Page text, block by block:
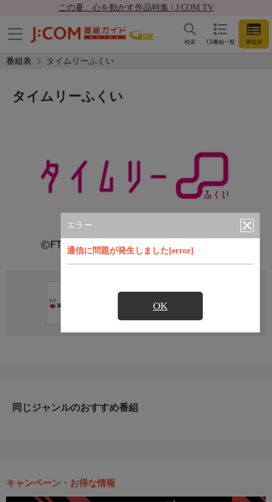
この夏、心を動かす作品特集 | J:COM TV
CS番組一覧 番組表
検索
番組表 タイムリーふくい
エラー
通信に問題が発生しました[error]
OK
タイムリーふくい
直近の放送予定はありません
同じジャンルのおすすめ番組
キャンペーン・お得な情報